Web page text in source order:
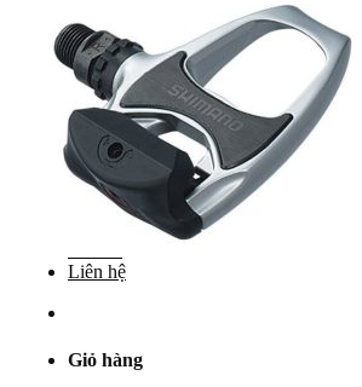
Phụ kiện phanh
PHỤ TÙNG KHÁC…
Yên
Cọc yên
Ổ bi
Phụ tùng khác
Khuyến mãi
Dịch vụ
Bảo dưỡng
Góc kỹ thuật
Liên hệ
Giỏ hàng